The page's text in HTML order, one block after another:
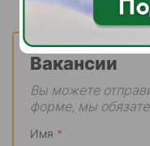
Вакансии
Вы можете
форме, мы
Имя *